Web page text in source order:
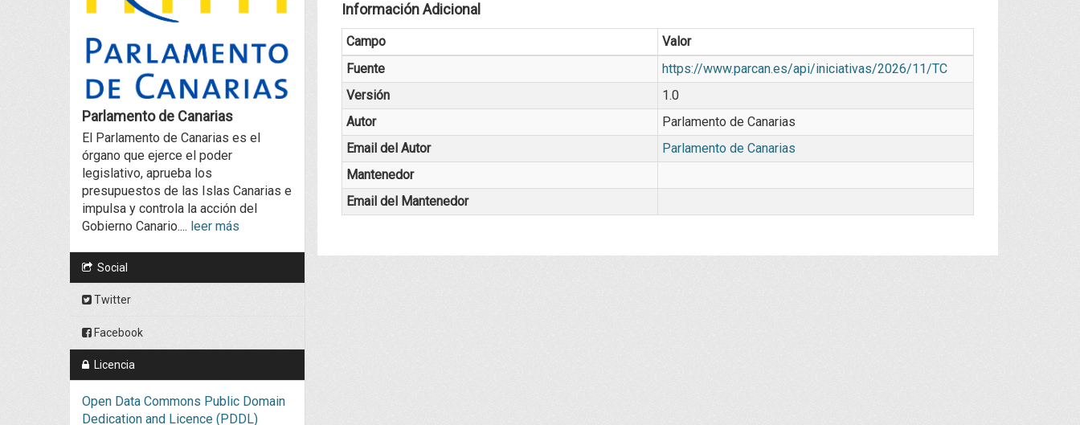
Parlamento de Canarias
El Parlamento de Canarias es el
órgano que ejerce el poder
legislativo, aprueba los
presupuestos de las Islas Canarias e
impulsa y controla la acción del
Gobierno Canario.... leer más
Social
Twitter
Facebook
Licencia
Open Data Commons Public Domain
Dedication and Licence (PDDL)
Información Adicional
Campo
Valor
Fuente
https://www.parcan.es/api/iniciativas/2026/11/TC
Versión
1.0
Autor
Parlamento de Canarias
Email del Autor
Parlamento de Canarias
Mantenedor
Email del Mantenedor